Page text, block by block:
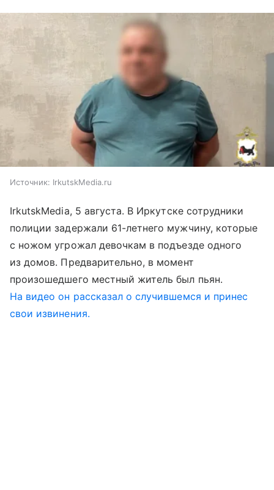
Источник: IrkutskMedia.ru
IrkutskMedia, 5 августа. В Иркутске сотрудники
полиции задержали 61-летнего мужчину, которые
с ножом угрожал девочкам в подъезде одного
из домов. Предварительно, в момент
произошедшего местный житель был пьян.
На видео он рассказал о случившемся и принес
свои извинения.